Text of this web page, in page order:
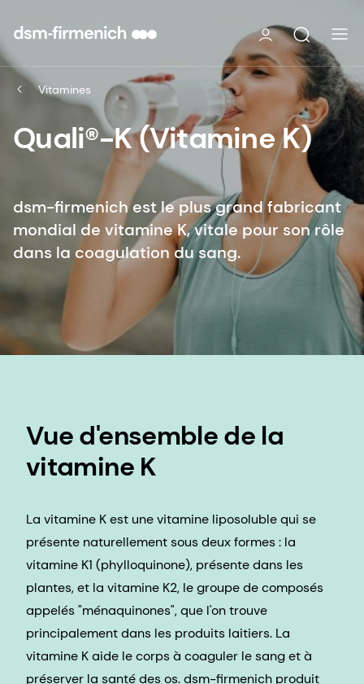
Vitamines
Quali®-K (Vitamine K)
dsm-firmenich est le plus grand fabricant
mondial de vitamine K, vitale pour son rôle
dans la coagulation du sang.
Vue d'ensemble de la
vitamine K
La vitamine K est une vitamine liposoluble qui se
présente naturellement sous deux formes : la
vitamine K1 (phylloquinone), présente dans les
plantes, et la vitamine K2, le groupe de composés
appelés "ménaquinones", que l'on trouve
principalement dans les produits laitiers. La
vitamine K aide le corps à coaguler le sang et à
préserver la santé des os. dsm-firmenich produit